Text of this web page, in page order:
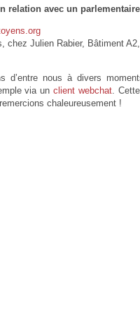
relation avec un parlementaire
chez Julien Rabier, Bâtiment
d’entre nous à divers
via unclient webchat.
chaleureusement !